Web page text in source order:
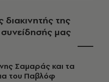
της
συνείδησής μας
Σαμαράς και τα
του Παβλόφ